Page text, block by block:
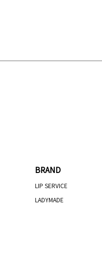
BRAND
LIP SERVICE
LADYMADE